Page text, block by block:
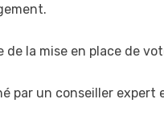
de la mise en place de
par un conseiller